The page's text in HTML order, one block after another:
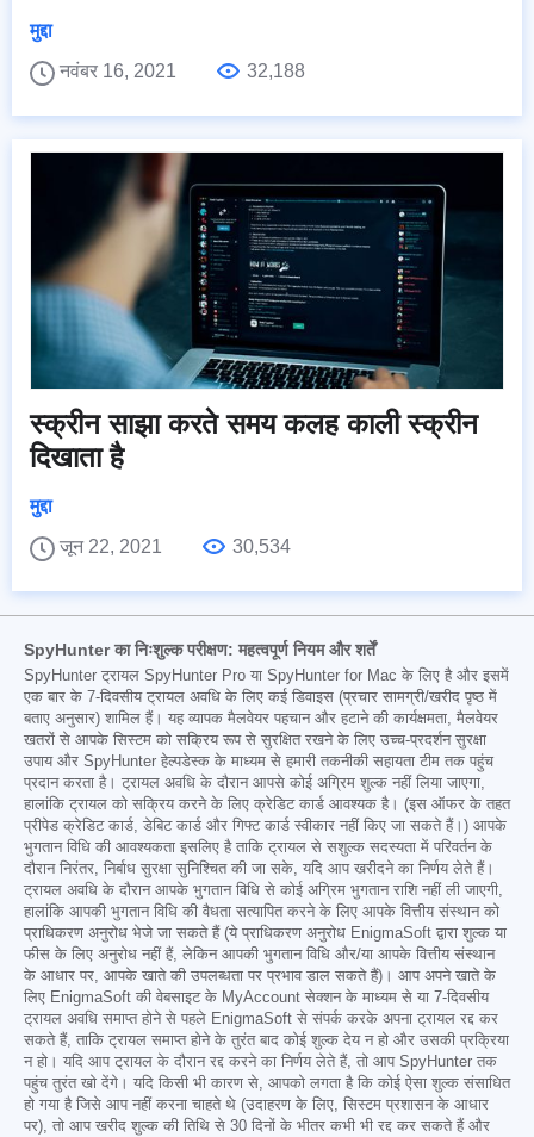
मुद्दा
नवंबर 16, 2021
32,188
स्क्रीन साझा करते समय कलह काली स्क्रीन
दिखाता है
मुद्दा
जून 22, 2021
30,534
SpyHunter का निःशुल्क परीक्षण: महत्वपूर्ण नियम और शर्तें
SpyHunter ट्रायल SpyHunter Pro या SpyHunter for Mac के लिए है और इसमें
एक बार के 7-दिवसीय ट्रायल अवधि के लिए कई डिवाइस (प्रचार सामग्री/खरीद पृष्ठ में
बताए अनुसार) शामिल हैं। यह व्यापक मैलवेयर पहचान और हटाने की कार्यक्षमता, मैलवेयर
खतरों से आपके सिस्टम को सक्रिय रूप से सुरक्षित रखने के लिए उच्च-प्रदर्शन सुरक्षा
उपाय और SpyHunter हेल्पडेस्क के माध्यम से हमारी तकनीकी सहायता टीम तक पहुंच
प्रदान करता है। ट्रायल अवधि के दौरान आपसे कोई अग्रिम शुल्क नहीं लिया जाएगा,
हालांकि ट्रायल को सक्रिय करने के लिए क्रेडिट कार्ड आवश्यक है। (इस ऑफर के तहत
प्रीपेड क्रेडिट कार्ड, डेबिट कार्ड और गिफ्ट कार्ड स्वीकार नहीं किए जा सकते हैं।) आपके
भुगतान विधि की आवश्यकता इसलिए है ताकि ट्रायल से सशुल्क सदस्यता में परिवर्तन के
दौरान निरंतर, निर्बाध सुरक्षा सुनिश्चित की जा सके, यदि आप खरीदने का निर्णय लेते हैं।
ट्रायल अवधि के दौरान आपके भुगतान विधि से कोई अग्रिम भुगतान राशि नहीं ली जाएगी,
हालांकि आपकी भुगतान विधि की वैधता सत्यापित करने के लिए आपके वित्तीय संस्थान को
प्राधिकरण अनुरोध भेजे जा सकते हैं (ये प्राधिकरण अनुरोध EnigmaSoft द्वारा शुल्क या
फीस के लिए अनुरोध नहीं हैं, लेकिन आपकी भुगतान विधि और/या आपके वित्तीय संस्थान
के आधार पर, आपके खाते की उपलब्धता पर प्रभाव डाल सकते हैं)। आप अपने खाते के
लिए EnigmaSoft की वेबसाइट के MyAccount सेक्शन के माध्यम से या 7-दिवसीय
ट्रायल अवधि समाप्त होने से पहले EnigmaSoft से संपर्क करके अपना ट्रायल रद्द कर
सकते हैं, ताकि ट्रायल समाप्त होने के तुरंत बाद कोई शुल्क देय न हो और उसकी प्रक्रिया
न हो। यदि आप ट्रायल के दौरान रद्द करने का निर्णय लेते हैं, तो आप SpyHunter तक
पहुंच तुरंत खो देंगे। यदि किसी भी कारण से, आपको लगता है कि कोई ऐसा शुल्क संसाधित
हो गया है जिसे आप नहीं करना चाहते थे (उदाहरण के लिए, सिस्टम प्रशासन के आधार
पर), तो आप खरीद शुल्क की तिथि से 30 दिनों के भीतर कभी भी रद्द कर सकते हैं और